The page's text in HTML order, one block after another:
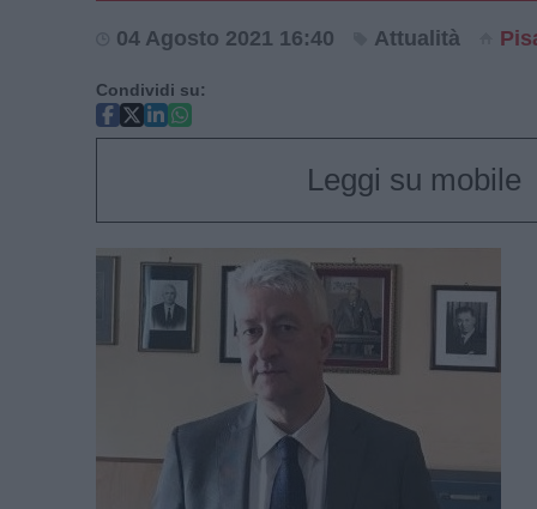
04 Agosto 2021 16:40 Attualità
Condividi su:
Leggi su mobile